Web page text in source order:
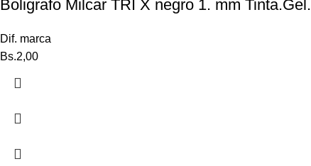
Boligrafo Milcar TRI X negro 1. mm Tinta.Gel.
Dif. marca
Bs.2,00